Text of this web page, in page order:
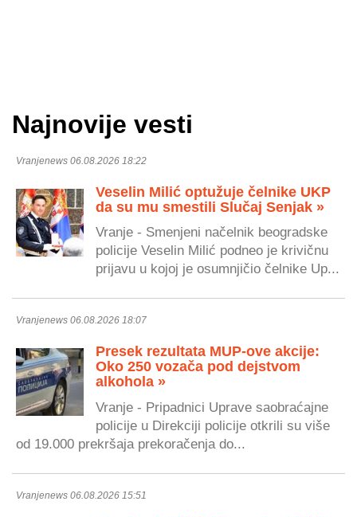
Najnovije vesti
Vranjenews 06.08.2026 18:22
Veselin Milić optužuje čelnike UKP
da su mu smestili Slučaj Senjak »
Vranje - Smenjeni načelnik beogradske
policije Veselin Milić podneo je krivičnu
prijavu u kojoj je osumnjičio čelnike Up...
Vranjenews 06.08.2026 18:07
Presek rezultata MUP-ove akcije:
Oko 250 vozača pod dejstvom
alkohola »
Vranje - Pripadnici Uprave saobraćajne
policije u Direkciji policije otkrili su više
od 19.000 prekršaja prekoračenja do...
Vranjenews 06.08.2026 15:51